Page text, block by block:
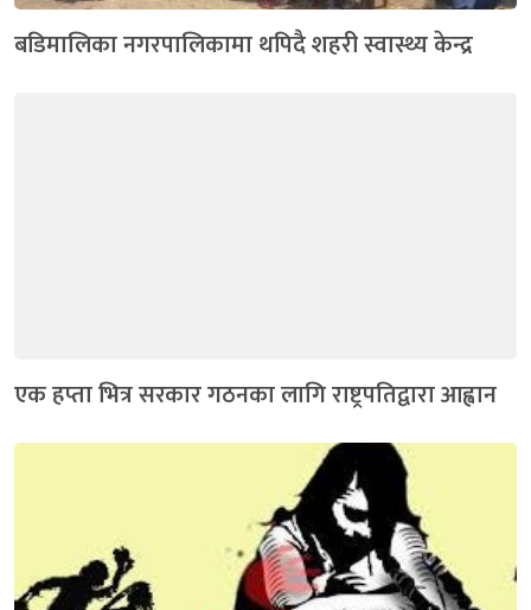
बडिमालिका नगरपालिकामा थपिदै शहरी स्वास्थ्य केन्द्र
एक हप्ता भित्र सरकार गठनका लागि राष्ट्रपतिद्वारा आह्वान